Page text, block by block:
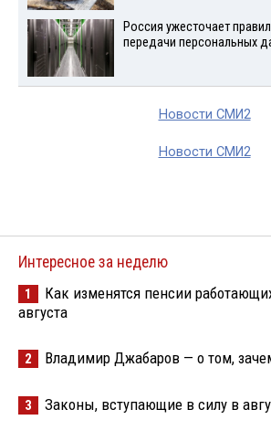
Россия ужесточает
передачи персональных
Новости СМИ2
Новости СМИ2
Интересное за неделю
1
Как изменятся пенсии
августа
2 Владимир Джабаров — о том,
3 Законы, вступающие в силу в